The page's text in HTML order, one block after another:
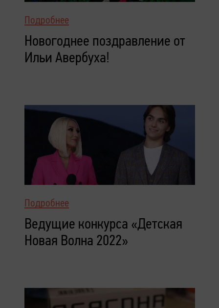
Подробнее
Новогоднее поздравление от
Ильи Авербуха!
Подробнее
Ведущие конкурса «Детская
Новая Волна 2022»